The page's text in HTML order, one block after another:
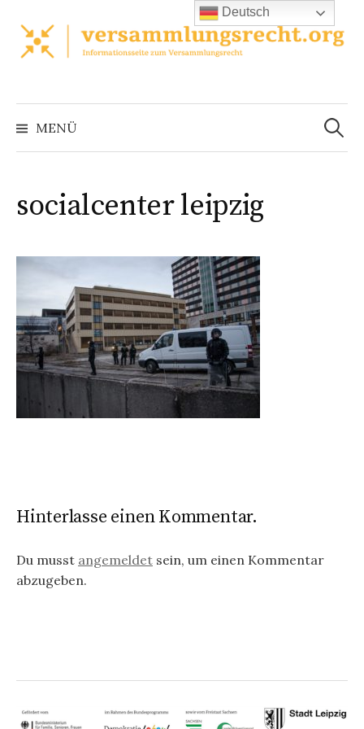
Inhalt
überspringen
MENÜ
Suchen
nach:
socialcenter leipzig
Hinterlasse einen Kommentar.
Du musst angemeldet sein, um einen Kommentar
abzugeben.
Deutsch